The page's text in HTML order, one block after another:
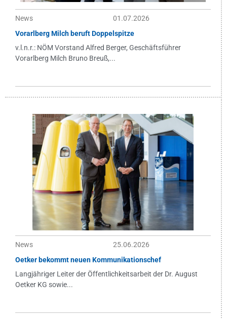
News
01.07.2026
Vorarlberg Milch beruft Doppelspitze
v.l.n.r.: NÖM Vorstand Alfred Berger, Geschäftsführer
Vorarlberg Milch Bruno Breuß,...
News
25.06.2026
Oetker bekommt neuen Kommunikationschef
Langjähriger Leiter der Öffentlichkeitsarbeit der Dr. August
Oetker KG sowie...